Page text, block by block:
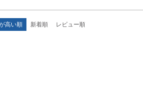
高い順 新着順 レビュー順